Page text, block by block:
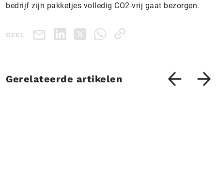
bedrijf zijn pakketjes volledig CO2-vrij gaat bezorgen.
DEEL
Gerelateerde artikelen